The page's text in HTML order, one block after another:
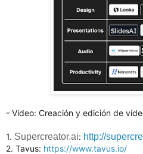
- Video: Creación y edición de
1. Supercreator.ai: http://
2. Tavus: https://www.tavus.io/